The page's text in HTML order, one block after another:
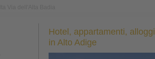
Hotel, appartamenti, alloggi
in Alto Adige